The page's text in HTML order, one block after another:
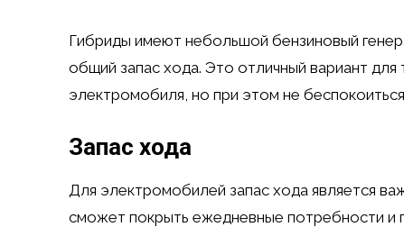
Гибриды имеют небольшой бензиновый
общий запас хода. Это отличный вариант
электромобиля, но при этом не
Запас хода
Для электромобилей запас хода является
сможет покрыть ежедневные потребности и